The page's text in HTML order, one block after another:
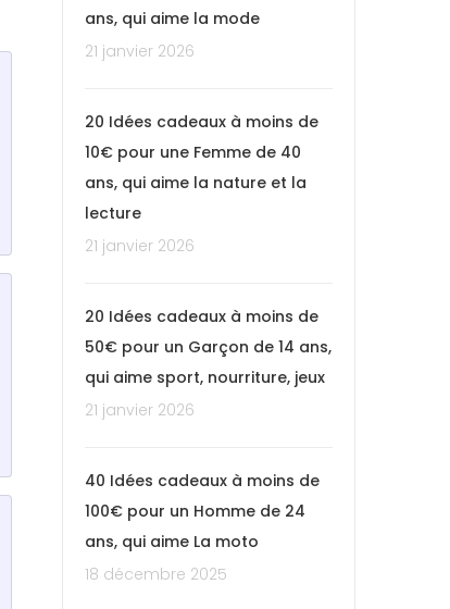
ans, qui aime la mode
21 janvier 2026
20 Idées cadeaux à moins de
10€ pour une Femme de 40
ans, qui aime la nature et la
lecture
21 janvier 2026
20 Idées cadeaux à moins de
50€ pour un Garçon de 14 ans,
qui aime sport, nourriture, jeux
21 janvier 2026
40 Idées cadeaux à moins de
100€ pour un Homme de 24
ans, qui aime La moto
18 décembre 2025